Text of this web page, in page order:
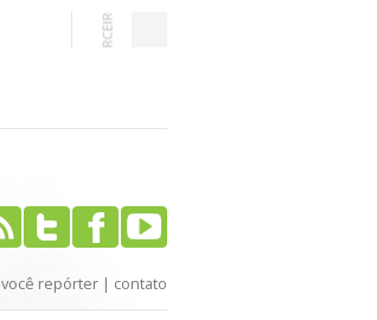
você repórter | contato